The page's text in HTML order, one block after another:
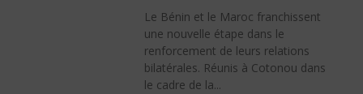
Le Bénin et le Maroc franchissent
une nouvelle étape dans le
renforcement de leurs relations
bilatérales. Réunis à Cotonou dans
le cadre de la...